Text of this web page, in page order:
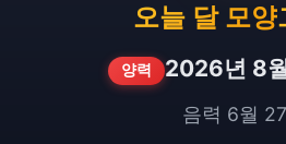
오늘 달 모양
양력 2026년 8
음력 6월